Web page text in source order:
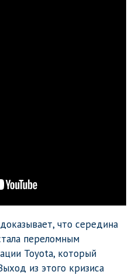
что середина
переломным
Toyota, который
из этого кризиса